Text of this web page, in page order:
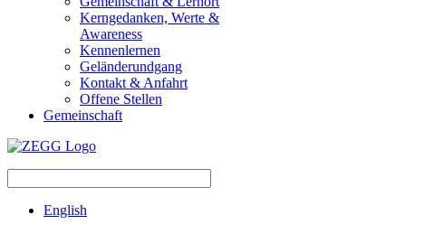
Kerngedanken, Werte &
Awareness
Kennenlernen
Geländerundgang
Kontakt & Anfahrt
Offene Stellen
Gemeinschaft
English